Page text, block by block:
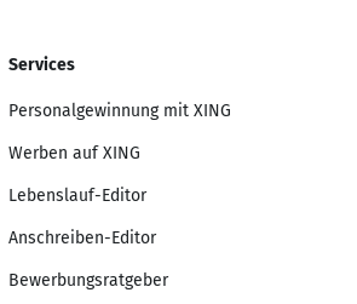
Services
Personalgewinnung mit XING
Werben auf XING
Lebenslauf-Editor
Anschreiben-Editor
Bewerbungsratgeber